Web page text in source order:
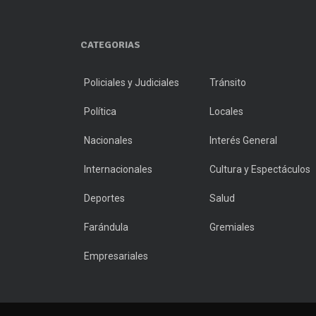
CATEGORIAS
Policiales y Judiciales Tránsito
Política Locales
Nacionales Interés General
Internacionales Cultura y Espectáculos
Deportes Salud
Farándula Gremiales
Empresariales